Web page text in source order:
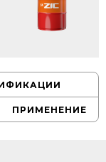
ПРИМЕНЕНИЕ